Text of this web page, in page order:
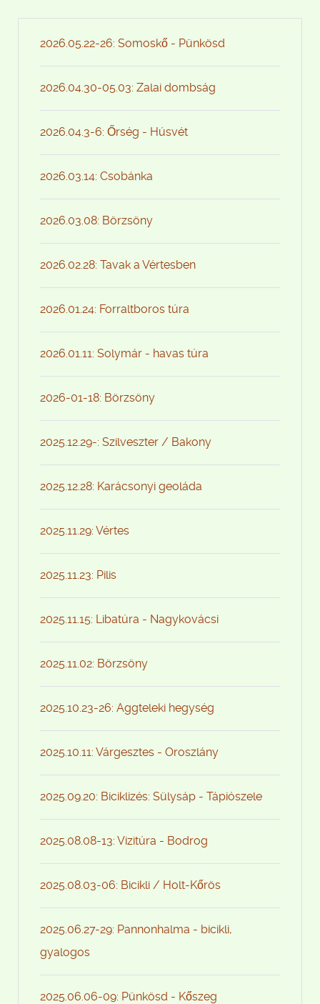
2026.05.22-26: Somoskő - Pünkösd
2026.04.30-05.03: Zalai dombság
2026.04.3-6: Őrség - Húsvét
2026.03.14: Csobánka
2026.03.08: Börzsöny
2026.02.28: Tavak a Vértesben
2026.01.24: Forraltboros túra
2026.01.11: Solymár - havas túra
2026-01-18: Börzsöny
2025.12.29-: Szilveszter / Bakony
2025.12.28: Karácsonyi geoláda
2025.11.29: Vértes
2025.11.23: Pilis
2025.11.15: Libatúra - Nagykovácsi
2025.11.02: Börzsöny
2025.10.23-26: Aggteleki hegység
2025.10.11: Várgesztes - Oroszlány
2025.09.20: Biciklizés: Sülysáp - Tápiószele
2025.08.08-13: Vizitúra - Bodrog
2025.08.03-06: Bicikli / Holt-Kőrös
2025.06.27-29: Pannonhalma - bicikli,
gyalogos
2025.06.06-09: Pünkösd - Kőszeg